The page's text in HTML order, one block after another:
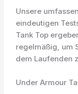
Unsere
eindeutigen
Tank Top
regelmäßig, um
dem Laufenden
Under Armour